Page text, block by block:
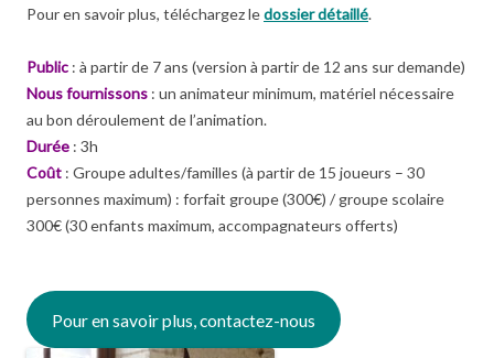
Pour en savoir plus, téléchargez ledossier détaillé.
Public : à partir de 7 ans (version à partir de 12 ans sur demande)
Nous fournissons : un animateur minimum, matériel nécessaire
au bon déroulement de l’animation.
Durée : 3h
Coût : Groupe adultes/familles (à partir de 15 joueurs – 30
personnes maximum) : forfait groupe (300€) / groupe scolaire
300€ (30 enfants maximum, accompagnateurs offerts)
Pour en savoir plus, contactez-nous